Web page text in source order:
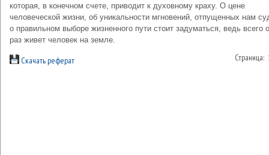
которая, в конечном счете, приводит к духовному краху. О цене
человеческой жизни, об уникальности мгновений, отпущенных нам
о правильном выборе жизненного пути стоит задуматься, ведь всего
раз живет человек на земле.
Скачать реферат Страница: